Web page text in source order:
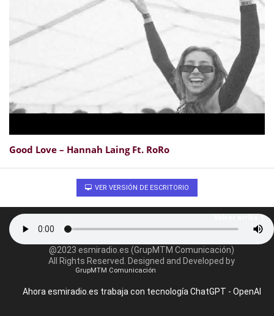
Good Love – Hannah Laing Ft. RoRo
VER VERSIÓN DE ESCRITORIO
@2023 esmiradio.es (GrupMTM Comunicación)
All Rights Reserved. Designed and Developed by
GrupMTM Comunicación
Ahora esmiradio.es trabaja con tecnología ChatGPT - OpenAI